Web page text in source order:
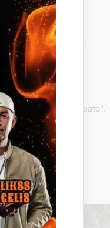
„Rubate", reģ. Nr.
„Rubate", reģ. Nr.
uzvarētāju SIA „Rubate",